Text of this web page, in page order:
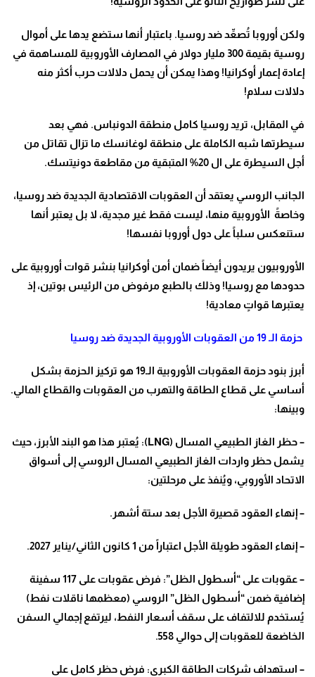
ولكن أوروبا تُصعِّد ضد روسيا. باعتبار أنها ستضع يدها على أموال
روسية بقيمة 300 مليار دولار في المصارف الأوروبية للمساهمة في
إعادة إعمار أوكرانيا! وهذا يمكن أن يحمل دلالات حرب أكثر منه
دلالات سلام!
في المقابل، تريد روسيا كامل منطقة الدونباس. فهي بعد
سيطرتها شبه الكاملة على منطقة لوغانسك ما تزال تقاتل من
أجل السيطرة على ال 20% المتبقية من مقاطعة دونيتسك
.
الجانب الروسي يعتقد أن العقوبات الاقتصادية الجديدة ضد روسيا،
وخاصةً الأوروبية منها، ليست فقط غير مجدية، لا بل يعتبر أنها
ستنعكس سلباً على دول أوروبا نفسها!
الأوروبيون يريدون أيضاً ضمان أمن أوكرانيا بنشر قوات أوروبية على
حدودها مع روسيا! وذلك بالطبع مرفوض من الرئيس بوتين، إذ
يعتبرها قواتٍ معادية!
حزمة الـ 19 من العقوبات الأوروبية الجديدة ضد روسيا
أبرز بنود حزمة العقوبات الأوروبية الـ19 هو تركيز الحزمة بشكل
أساسي على قطاع الطاقة والتهرب من العقوبات والقطاع المالي.
وبينها:
–حظر الغاز الطبيعي المسال (LNG):
يُعتبر هذا هو البند الأبرز، حيث
يشمل حظر واردات الغاز الطبيعي المسال الروسي إلى أسواق
الاتحاد الأوروبي، ويُنفذ على مرحلتين:
–إنهاء العقود قصيرة الأجل بعد ستة أشهر .
–إنهاء العقود طويلة الأجل اعتباراً من 1 كانون الثاني/يناير 2027 .
–
عقوبات على “أسطول الظل”: فرض عقوبات على 117 سفينة
إضافية ضمن “أسطول الظل” الروسي (معظمها ناقلات نفط)
يُستخدم للالتفاف على سقف أسعار النفط، ليرتفع إجمالي السفن
الخاضعة للعقوبات إلى حوالي 558
.
– استهداف شركات الطاقة الكبرى: فرض حظر كامل على